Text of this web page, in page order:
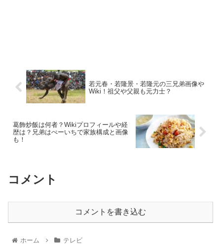
若元春・若隆景・若隆元の三兄弟画像や
Wiki！祖父や父親も元力士？
葛飾炒飯は何者？Wikiプロフィールや経
歴は？兄弟はぺーいちで家族構成と画像
も！
コメント
コメントを書き込む
ホーム テレビ